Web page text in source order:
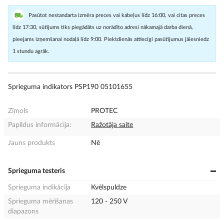
Pasūtot nestandarta izmēra preces vai kabeļus līdz 16:00, vai citas preces
līdz 17:30, sūtījums tiks piegādāts uz norādīto adresi nākamajā darba dienā,
pieejams izņemšanai nodaļā līdz 9:00. Piektdienās attiecīgi pasūtījumus jāiesniedz
1 stundu agrāk.
Sprieguma indikators PSP190 05101655
Zīmols
PROTEC
Papildus informācija:
Ražotāja saite
Jauns produkts Nē
Sprieguma testeris
Sprieguma indikācija
Kvēlspuldze
Sprieguma mērīšanas
diapazons
120 - 250 V